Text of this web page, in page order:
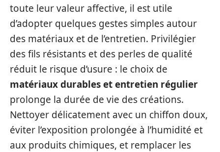
toute leur valeur affective, il est utile
d’adopter quelques gestes simples autour
des matériaux et de l’entretien. Privilégier
des fils résistants et des perles de qualité
réduit le risque d’usure : le choix de
matériaux durables et entretien régulier
prolonge la durée de vie des créations.
Nettoyer délicatement avec un chiffon doux,
éviter l’exposition prolongée à l’humidité et
aux produits chimiques, et remplacer les